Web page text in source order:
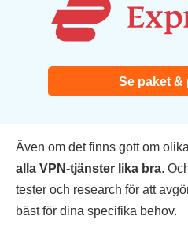
Se paket &
Även om det finns gott om
alla VPN-tjänster lika bra.
tester och research för att
bäst för dina specifika behov.